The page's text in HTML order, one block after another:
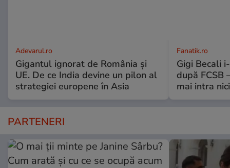
Adevarul.ro
Gigantul ignorat de România și
UE. De ce India devine un pilon al
strategiei europene în Asia
Fanatik.ro
Gigi Becali
după FCSB
mai intra
PARTENERI